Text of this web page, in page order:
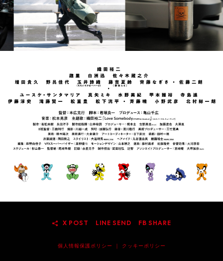
X POST LINE SEND FB SHARE
個人情報保護ポリシー ｜ クッキーポリシー